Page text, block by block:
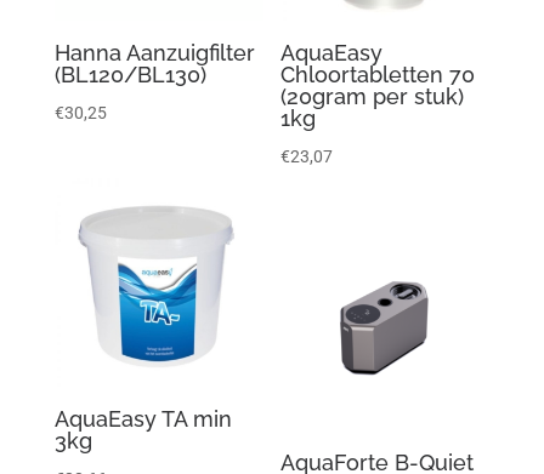
Hanna Aanzuigfilter
(BL120/BL130)
€30,25
AquaEasy
Chloortabletten 70
(20gram per stuk)
1kg
€23,07
AquaEasy TA min
3kg
AquaForte B-Quiet